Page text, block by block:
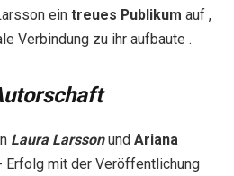
ein treues Publikum auf ,
Verbindung zu ihr aufbaute .
Laura Larssonund Ariana
Erfolg mit der Veröffentlichung